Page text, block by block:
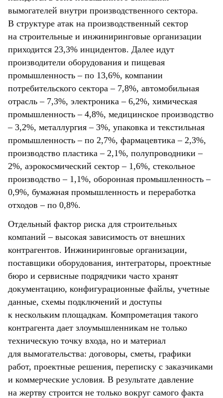
вымогателей внутри производственного сектора.
В структуре атак на производственный сектор
на строительные и инжиниринговые организации
приходится 23,3% инцидентов. Далее идут
производители оборудования и пищевая
промышленность – по 13,6%, компании
потребительского сектора – 7,8%, автомобильная
отрасль – 7,3%, электроника – 6,2%, химическая
промышленность – 4,8%, медицинское производство
– 3,2%, металлургия – 3%, упаковка и текстильная
промышленность – по 2,7%, фармацевтика – 2,3%,
производство пластика – 2,1%, полупроводники –
2%, аэрокосмический сектор – 1,6%, стекольное
производство – 1,1%, оборонная промышленность –
0,9%, бумажная промышленность и переработка
отходов – по 0,8%.
Отдельный фактор риска для строительных
компаний – высокая зависимость от внешних
контрагентов. Инжиниринговые организации,
поставщики оборудования, интеграторы, проектные
бюро и сервисные подрядчики часто хранят
документацию, конфигурационные файлы, учетные
данные, схемы подключений и доступы
к нескольким площадкам. Компрометация такого
контрагента дает злоумышленникам не только
техническую точку входа, но и материал
для вымогательства: договоры, сметы, графики
работ, проектные решения, переписку с заказчиками
и коммерческие условия. В результате давление
на жертву строится не только вокруг самого факта